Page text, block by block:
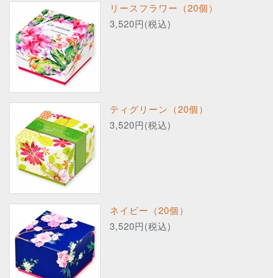
リースフラワー（20個）
3,520円(税込)
ティグリーン（20個）
3,520円(税込)
ネイビー（20個）
3,520円(税込)